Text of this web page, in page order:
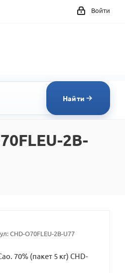
Войти
Найти
2B-
CHD-O70FLEU-2B-U77
70% (пакет 5 кг) CHD-